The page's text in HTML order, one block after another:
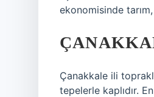
ekonomisinde
Çanakkale ili
tepelerle kaplıdır.